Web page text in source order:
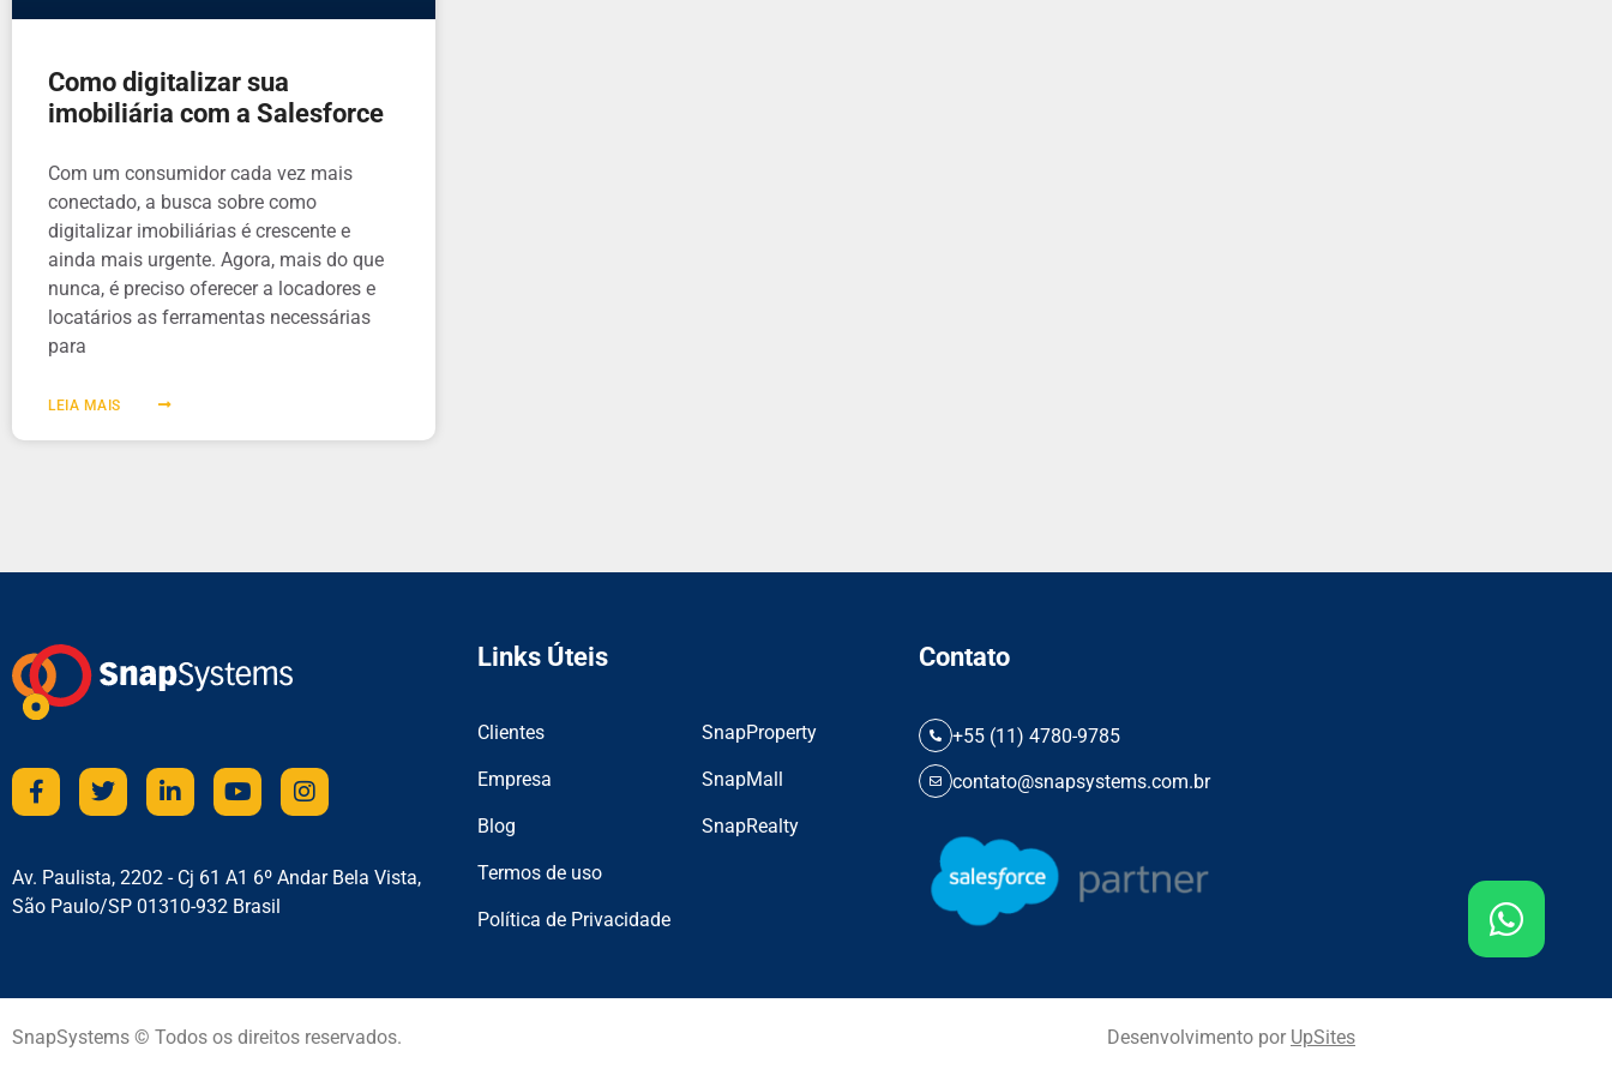
Como digitalizar sua
imobiliária com a Salesforce
Com um consumidor cada vez mais
conectado, a busca sobre como
digitalizar imobiliárias é crescente e
ainda mais urgente. Agora, mais do que
nunca, é preciso oferecer a locadores e
locatários as ferramentas necessárias
para
LEIA MAIS
Av. Paulista, 2202 - Cj 61 A1 6º Andar Bela Vista,
São Paulo/SP 01310-932 Brasil
Links Úteis
Clientes
Empresa
Blog
Termos de uso
Política de Privacidade
SnapProperty
SnapMall
SnapRealty
Contato
+55 (11) 4780-9785
contato@snapsystems.com.br
SnapSystems © Todos os direitos reservados. Desenvolvimento por UpSites